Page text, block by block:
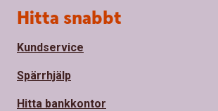
Sidfot
Hitta snabbt
Kundservice
Spärrhjälp
Hitta bankkontor